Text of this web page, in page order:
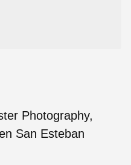
Photography,
San Esteban